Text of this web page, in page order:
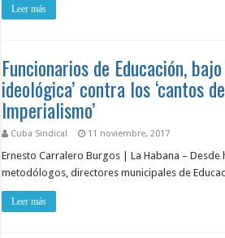
Leer más
Funcionarios de Educación,
ideológica’ contra los ‘cantos
Imperialismo’
Cuba Sindical 11 noviembre, 2017
Ernesto Carralero Burgos | La Habana – Desde
metodólogos, directores municipales de
Leer más